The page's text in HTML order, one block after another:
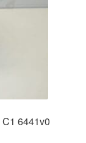
6441v0